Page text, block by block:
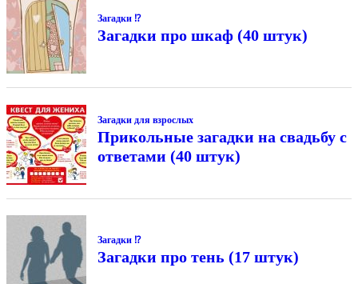
Загадки ⁉
Загадки про шкаф (40 штук)
Загадки для взрослых
Прикольные загадки на свадьбу с
ответами (40 штук)
Загадки ⁉
Загадки про тень (17 штук)